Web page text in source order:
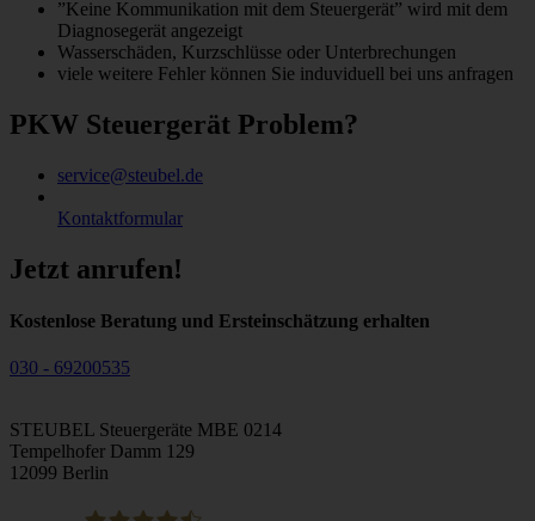
”Keine Kommunikation mit dem Steuergerät” wird mit dem
Diagnosegerät angezeigt
Wasserschäden, Kurzschlüsse oder Unterbrechungen
viele weitere Fehler können Sie induviduell bei uns anfragen
PKW Steuergerät Problem?
service@steubel.de
Kontaktformular
Jetzt anrufen!
Kostenlose Beratung und Ersteinschätzung erhalten
030 - 69200535
STEUBEL Steuergeräte MBE 0214
Tempelhofer Damm 129
12099 Berlin